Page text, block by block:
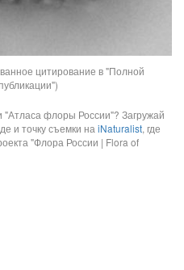
цитирование в "Полной
"Атласа флоры России"? Загружай
и точку съемки на iNaturalist, где
"Флора России | Flora of